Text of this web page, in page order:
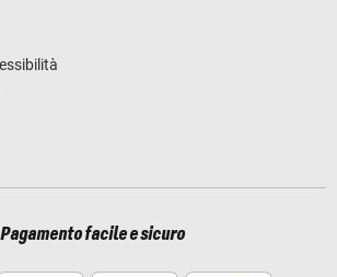
Pagamento facile e sicuro